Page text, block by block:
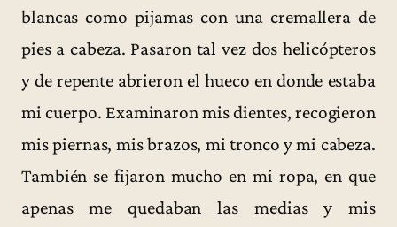
blancas como pijamas con una cremallera de
pies a cabeza. Pasaron tal vez dos helicópteros
y de repente abrieron el hueco en donde estaba
mi cuerpo. Examinaron mis dientes, recogieron
mis piernas, mis brazos, mi tronco y mi cabeza.
También se fijaron mucho en mi ropa, en que
apenas me quedaban las medias y mis